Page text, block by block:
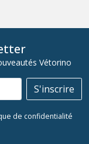
Vétorino
S'inscrire
de confidentialité